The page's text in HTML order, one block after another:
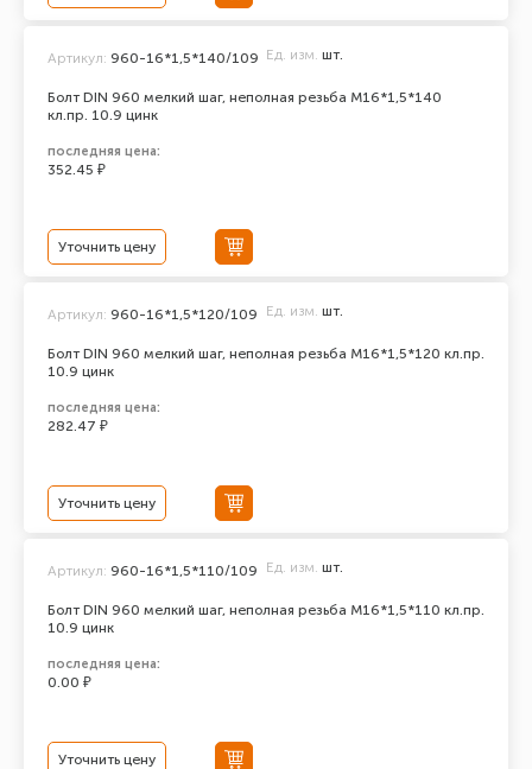
Болт DIN 960 мелкий шаг, неполная резьба M16*1,5*140
кл.пр. 10.9 цинк
Артикул: 960-16*1,5*140/109 Ед. изм. шт.
последняя цена:
352.45 ₽
Уточнить цену
Болт DIN 960 мелкий шаг, неполная резьба M16*1,5*120 кл.пр.
10.9 цинк
Артикул: 960-16*1,5*120/109 Ед. изм. шт.
последняя цена:
282.47 ₽
Уточнить цену
Болт DIN 960 мелкий шаг, неполная резьба M16*1,5*110 кл.пр.
10.9 цинк
Артикул: 960-16*1,5*110/109 Ед. изм. шт.
последняя цена:
0.00 ₽
Уточнить цену